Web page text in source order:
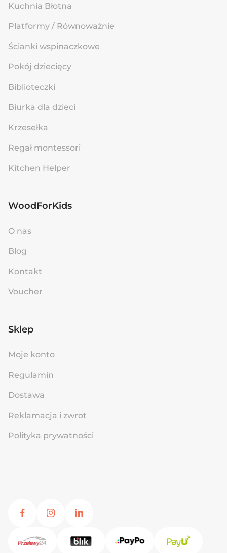
Kuchnia Błotna
Platformy / Równoważnie
Ścianki wspinaczkowe
Pokój dziecięcy
Biblioteczki
Biurka dla dzieci
Krzesełka
Regał montessori
Kitchen Helper
WoodForKids
O nas
Blog
Kontakt
Voucher
Sklep
Moje konto
Regulamin
Dostawa
Reklamacja i zwrot
Polityka prywatności